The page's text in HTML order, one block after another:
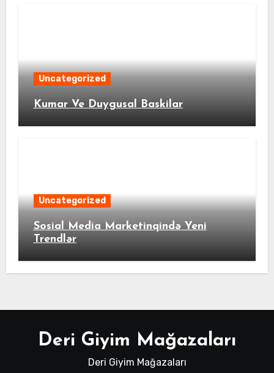
Uncategorized
Kumar Ve Duygusal Baskilar
Uncategorized
Sosial Media Marketinqində Yeni
Trendlər
Deri Giyim Mağazaları
Deri Giyim Mağazaları